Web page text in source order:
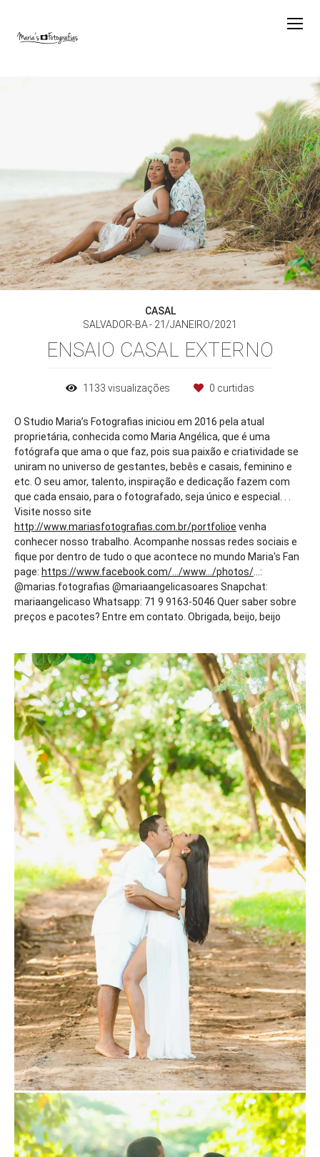
CASAL
SALVADOR-BA
21/JANEIRO/2021
ENSAIO CASAL EXTERNO
1133 visualizações 0 curtidas
O Studio Maria’s Fotografias iniciou em 2016 pela atual
proprietária, conhecida como Maria Angélica, que é uma
fotógrafa que ama o que faz, pois sua paixão e criatividade se
uniram no universo de gestantes, bebês e casais, feminino e
etc. O seu amor, talento, inspiração e dedicação fazem com
que cada ensaio, para o fotografado, seja único e especial. . .
Visite nosso site
http://www.mariasfotografias.com.br/portfolioe venha
conhecer nosso trabalho. Acompanhe nossas redes sociais e
fique por dentro de tudo o que acontece no mundo Maria's Fan
page: https://www.facebook.com/.../www.../photos/ ...:
@marias.fotografias @mariaangelicasoares Snapchat:
mariaangelicaso Whatsapp: 71 9 9163-5046 Quer saber sobre
preços e pacotes? Entre em contato. Obrigada, beijo, beijo